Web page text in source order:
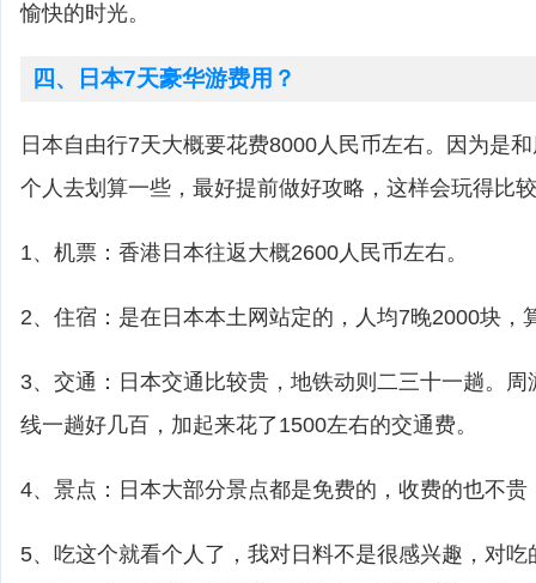
愉快的时光。
四、日本7天豪华游费用？
日本自由行7天大概要花费8000人民币左右。因为是
个人去划算一些，最好提前做好攻略，这样会玩得比
1、机票：香港日本往返大概2600人民币左右。
2、住宿：是在日本本土网站定的，人均7晚2000块，
3、交通：日本交通比较贵，地铁动则二三十一趟。
线一趟好几百，加起来花了1500左右的交通费。
4、景点：日本大部分景点都是免费的，收费的也不贵
5、吃这个就看个人了，我对日料不是很感兴趣，对